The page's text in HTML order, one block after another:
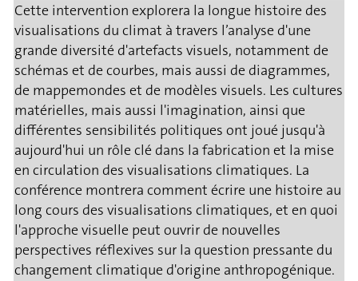
Cette intervention explorera la longue histoire des
visualisations du climat à travers l’analyse d'une
grande diversité d'artefacts visuels, notamment de
schémas et de courbes, mais aussi de diagrammes,
de mappemondes et de modèles visuels. Les cultures
matérielles, mais aussi l'imagination, ainsi que
différentes sensibilités politiques ont joué jusqu'à
aujourd'hui un rôle clé dans la fabrication et la mise
en circulation des visualisations climatiques. La
conférence montrera comment écrire une histoire au
long cours des visualisations climatiques, et en quoi
l'approche visuelle peut ouvrir de nouvelles
perspectives réflexives sur la question pressante du
changement climatique d'origine anthropogénique.